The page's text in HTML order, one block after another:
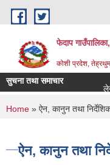
Skip to main content
फेदाप
कोशी प्रदेश,
सुचना तथा समाचार
You are here
Home » ऐन, कानुन तथा
ऐन, कानुन तथा